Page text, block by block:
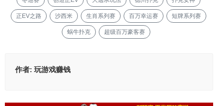
正EV之路 沙西米 生肖系列赛 百万幸运赛 短牌系列赛
蜗牛扑克 超级百万豪客赛
作者: 玩游戏赚钱